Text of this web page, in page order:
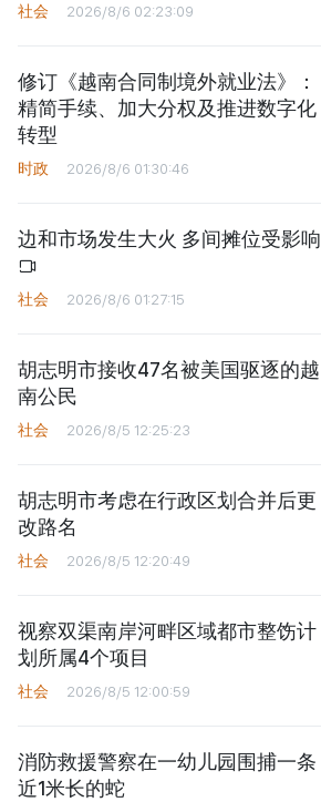
社会 2026/8/6 02:23:09
修订《越南合同制境外就业法》：
精简手续、加大分权及推进数字化
转型
时政 2026/8/6 01:30:46
边和市场发生大火 多间摊位受影响
社会 2026/8/6 01:27:15
胡志明市接收47名被美国驱逐的越
南公民
社会 2026/8/5 12:25:23
胡志明市考虑在行政区划合并后更
改路名
社会 2026/8/5 12:20:49
视察双渠南岸河畔区域都市整饬计
划所属4个项目
社会 2026/8/5 12:00:59
消防救援警察在一幼儿园围捕一条
近1米长的蛇